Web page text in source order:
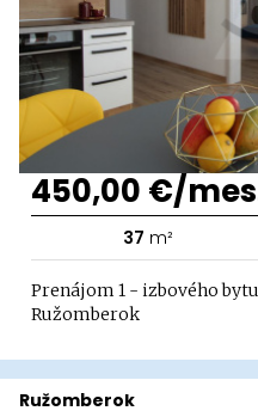
450,00 €/
37 m²
Prenájom 1 - izbového
Ružomberok
Ružomberok